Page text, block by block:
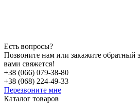
Есть вопросы?
Позвоните нам или закажите обратный
вами свяжется!
+38 (066) 079-38-80
+38 (068) 224-49-33
Перезвоните мне
Каталог товаров